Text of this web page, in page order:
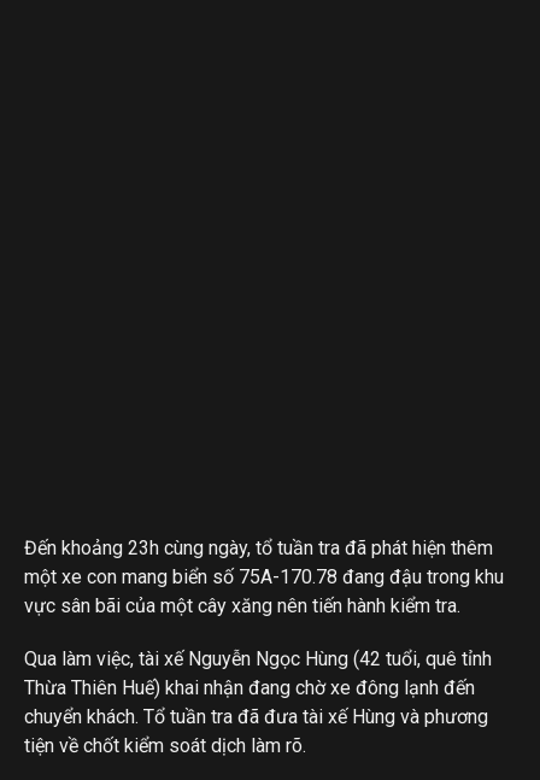
Đến khoảng 23h cùng ngày, tổ tuần tra đã phát hiện thêm
một xe con mang biển số 75A-170.78 đang đậu trong khu
vực sân bãi của một cây xăng nên tiến hành kiểm tra.
Qua làm việc, tài xế Nguyễn Ngọc Hùng (42 tuổi, quê tỉnh
Thừa Thiên Huế) khai nhận đang chờ xe đông lạnh đến
chuyển khách. Tổ tuần tra đã đưa tài xế Hùng và phương
tiện về chốt kiểm soát dịch làm rõ.